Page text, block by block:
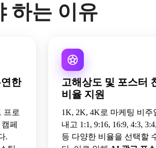
하는 이유
한
프로
페
.
고해상도 및 포스터
비율 지원
1K, 2K, 4K로 마케팅 비주
내고 1:1, 9:16, 16:9, 4:3,
등 다양한 비율을 선택할